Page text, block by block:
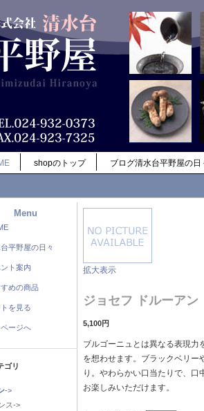
shopのトップ ブログ清水台平野屋の日
Menu
平野屋の日々
ト案内
めの商品
を見る
ージへ
リ
->
ス->
拡大表示
ジョセフ ドルーア
5,100円
ブルゴーニュとは異なる表現力
を想わせます。ブラックベリー
り。やわらかい口当たりで、
お楽しみいただけます。